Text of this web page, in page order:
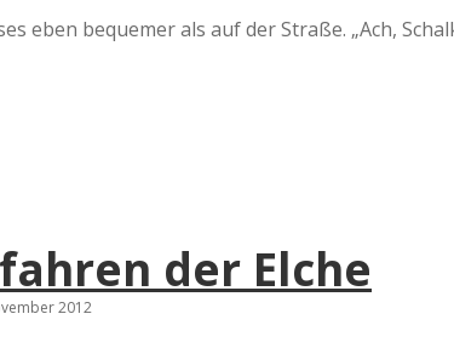
eben bequemer als auf der Straße. „Ach,
der Elche
2012